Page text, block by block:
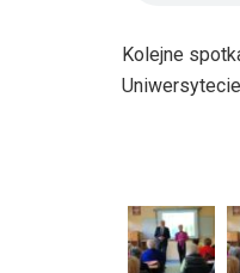
Kolejne